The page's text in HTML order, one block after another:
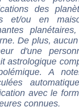
des
et/ou en
De plus,
d'une
astrologique
A
avec le
connues.